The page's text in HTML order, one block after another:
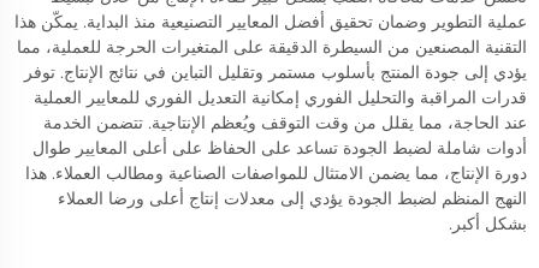
عملية التطوير وضمان تحقيق أفضل المعايير التصنيعية منذ البداية. يمكّن هذا
التقنية المصنعين من السيطرة الدقيقة على المتغيرات الحرجة للعملية، مما
يؤدي إلى جودة المنتج بأسلوب مستمر وتقليل التباين في نتائج الإنتاج. توفر
قدرات المراقبة والتحليل الفوري إمكانية التعديل الفوري للمعايير العملية
عند الحاجة، مما يقلل من وقت التوقف ويُعظم الإنتاجية. تتضمن الخدمة
أدوات شاملة لضبط الجودة تساعد على الحفاظ على أعلى المعايير طوال
دورة الإنتاج، مما يضمن الامتثال للمواصفات الصناعية ومطالب العملاء. هذا
النهج المنظم لضبط الجودة يؤدي إلى معدلات إنتاج أعلى ورضا العملاء
بشكل أكبر.